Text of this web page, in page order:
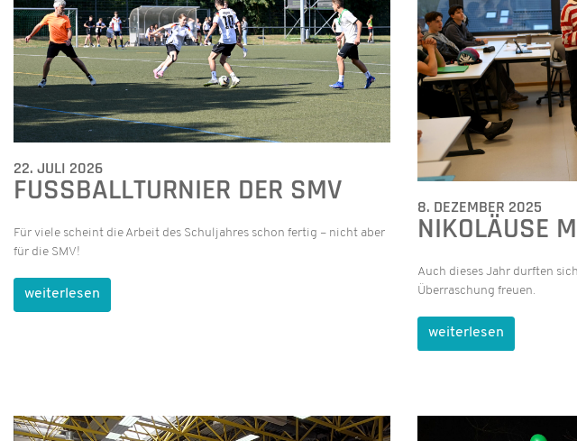
22. JULI 2026
FUSSBALLTURNIER DER SMV
Für viele scheint die Arbeit des Schuljahres schon fertig – nicht aber
für die SMV!
weiterlesen
8. DEZEMBER 2025
NIKOLÄUSE
Auch dieses Jahr durften
Überraschung freuen.
weiterlesen